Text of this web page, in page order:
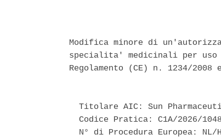
Modifica minore di
specialita' medicinali per uso
Regolamento (CE) n. 1234/
Titolare AIC: Sun
Codice Pratica: C1A/2026/
N° di Procedura Europea: